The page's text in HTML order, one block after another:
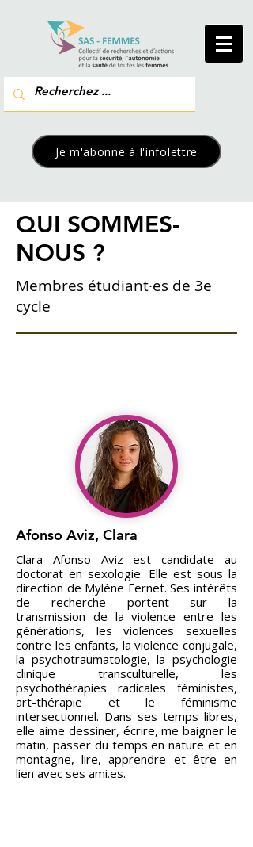
Je m'abonne à l'infolettre
QUI SOMMES-
NOUS ?
Membres étudiant·es de 3e
cycle
Afonso Aviz, Clara
Clara Afonso Aviz est candidate au
doctorat en sexologie. Elle est sous la
direction de Mylène Fernet. Ses intérêts
de recherche portent sur la
transmission de la violence entre les
générations, les violences sexuelles
contre les enfants, la violence conjugale,
la psychotraumatologie, la psychologie
clinique transculturelle, les
psychothérapies radicales féministes,
art-thérapie et le féminisme
intersectionnel. Dans ses temps libres,
elle aime dessiner, écrire, me baigner le
matin, passer du temps en nature et en
montagne, lire, apprendre et être en
lien avec ses ami.es.